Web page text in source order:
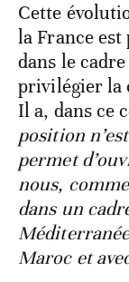
Cette
la France
dans le
privilégier la
Il a, dans ce
position
permet
nous,
dans un
Maroc et